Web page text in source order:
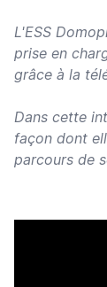
L'ESS
prise en
grâce à la
Dans cette
façon dont
parcours de